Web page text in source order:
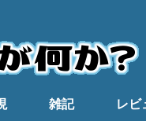
雑記 レビ